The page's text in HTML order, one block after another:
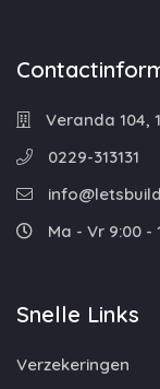
Veranda 104,
0229-313131
Ma - Vr 9:00 -
Snelle Links
Verzekeringen